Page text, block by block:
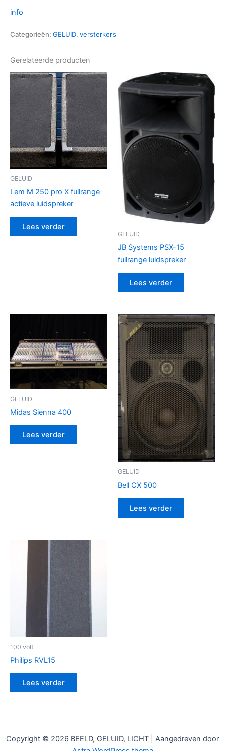
info
Categorieën: GELUID, versterkers
Gerelateerde producten
GELUID
Lem M 250 pro X fullrange
actieve luidspreker
Lees verder
GELUID
JB Systems PSX-15
fullrange luidspreker
Lees verder
GELUID
Midas Sienna 400
Lees verder
GELUID
Bell CX 500
Lees verder
100 volt
Philips RVL15
Lees verder
Copyright © 2026 BEELD, GELUID, LICHT | Aangedreven door